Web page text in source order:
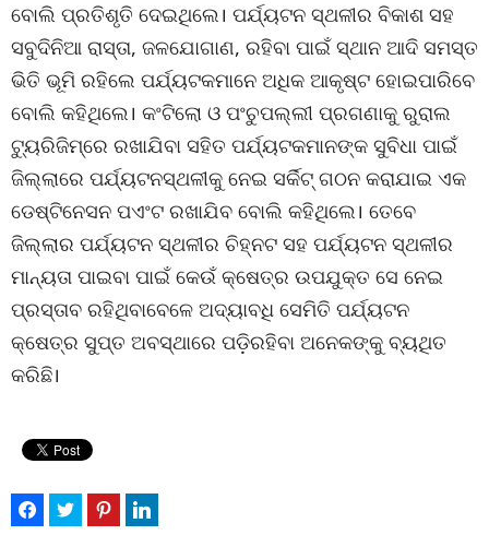
ବୋଲି ପ୍ରତିଶୃତି ଦେଇଥିଲେ। ପର୍ଯ୍ୟଟନ ସ୍ଥଳୀର ବିକାଶ ସହ
ସବୁଦିନିଆ ରାସ୍ତା, ଜଳଯୋଗାଣ, ରହିବା ପାଇଁ ସ୍ଥାନ ଆଦି ସମସ୍ତ
ଭିତି ଭୂମି ରହିଲେ ପର୍ଯ୍ୟଟକମାନେ ଅଧିକ ଆକୃଷ୍ଟ ହୋଇପାରିବେ
ବୋଲି କହିଥିଲେ। କଂଟିଲୋ ଓ ପଂଚୁପଲ୍ଲୀ ପ୍ରଗଣାକୁ ରୁରାଲ
ଟ୍ୟୁରିଜିମ୍ରେ ରଖାଯିବା ସହିତ ପର୍ଯ୍ୟଟକମାନଙ୍କ ସୁବିଧା ପାଇଁ
ଜିଲ୍ଲାରେ ପର୍ଯ୍ୟଟନସ୍ଥଳୀକୁ ନେଇ ସର୍କିଟ୍ ଗଠନ କରାଯାଇ ଏକ
ଡେଷ୍ଟିନେସନ ପଏଂଟ ରଖାଯିବ ବୋଲି କହିଥିଲେ। ତେବେ
ଜିଲ୍ଲାର ପର୍ଯ୍ୟଟନ ସ୍ଥଳୀର ଚିହ୍ନଟ ସହ ପର୍ଯ୍ୟଟନ ସ୍ଥଳୀର
ମାନ୍ୟତା ପାଇବା ପାଇଁ କେଉଁ କ୍ଷେତ୍ର ଉପଯୁକ୍ତ ସେ ନେଇ
ପ୍ରସ୍ତାବ ରହିଥିବାବେଳେ ଅଦ୍ୟାବଧି ସେମିତି ପର୍ଯ୍ୟଟନ
କ୍ଷେତ୍ର ସୁପ୍ତ ଅବସ୍ଥାରେ ପଡ଼ିରହିବା ଅନେକଙ୍କୁ ବ୍ୟଥିତ
କରିଛି।